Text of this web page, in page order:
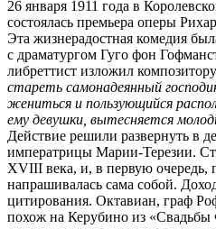
26 января 1911 года в
состоялась премьера оперы
Эта жизнерадостная комедия
с драматургом Гуго фон
либреттист изложил
стареть самонадеянный
жениться и пользующийся
ему девушки, вытесняется
Действие решили развернуть в
императрицы Марии-Терезии.
XVIII века, и, в первую очередь,
напрашивалась сама собой.
цитирования. Октавиан, граф
похож на Керубино из «Свадьбы